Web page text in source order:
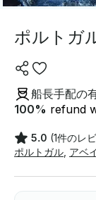
ポルトガ
船長手配の
100% refund
5.0 (1件のレ
ポルトガル アベ